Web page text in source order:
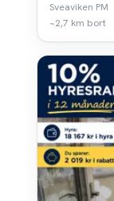
Sveaviken PM
~2,7 km bort